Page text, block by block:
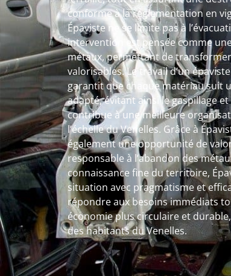
conforme à la réglementation en
Épaviste ne se limite pas à
intervention est pensée comme
métaux, permettant de
valorisables. Le travail d’un
garantit que chaque matériau suit
adapté, évitant ainsi le gaspillage
contribue à une meilleure
l’échelle du Venelles. Grâce à
également une opportunité de
responsable à l’abandon des
connaissance fine du territoire,
situation avec pragmatisme et
répondre aux besoins immédiats
économie plus circulaire et
des habitants du Venelles.